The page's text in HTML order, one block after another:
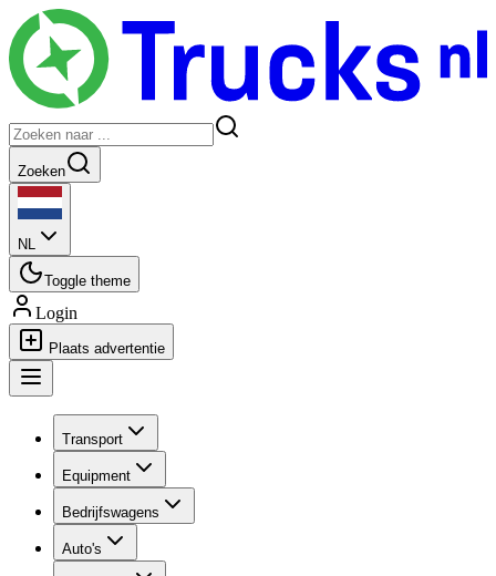
Zoeken
NL
Toggle theme
Login
Plaats advertentie
Transport
Equipment
Bedrijfswagens
Auto's